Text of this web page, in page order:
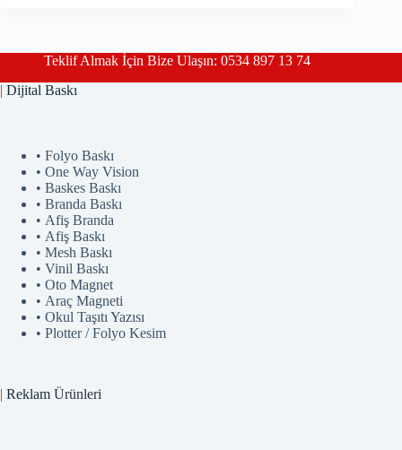
Teklif Almak İçin Bize Ulaşın: 0534 897 13 74
| Dijital Baskı
• Folyo Baskı
• One Way Vision
• Baskes Baskı
• Branda Baskı
• Afiş Branda
• Afiş Baskı
• Mesh Baskı
• Vinil Baskı
• Oto Magnet
• Araç Magneti
• Okul Taşıtı Yazısı
• Plotter / Folyo Kesim
| Reklam Ürünleri